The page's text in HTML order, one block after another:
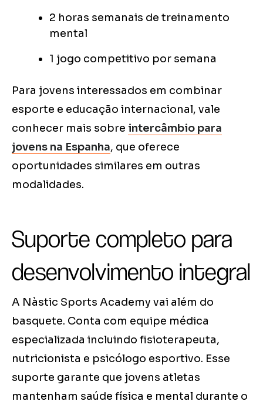
2 horas semanais de treinamento
mental
1 jogo competitivo por semana
Para jovens interessados em combinar
esporte e educação internacional, vale
conhecer mais sobre intercâmbio para
jovens na Espanha, que oferece
oportunidades similares em outras
modalidades.
Suporte completo para
desenvolvimento integral
A Nàstic Sports Academy vai além do
basquete. Conta com equipe médica
especializada incluindo fisioterapeuta,
nutricionista e psicólogo esportivo. Esse
suporte garante que jovens atletas
mantenham saúde física e mental durante o